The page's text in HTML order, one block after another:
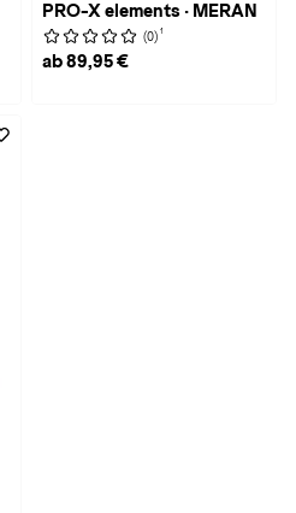
PRO-X elements · MERAN
(0) 1
ab 89,95 €